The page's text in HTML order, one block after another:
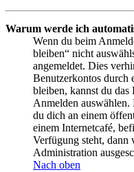
Warum werde ich
Wenn du beim
bleiben“ nicht
angemeldet. Dies
Benutzerkontos durch
bleiben, kannst du
Anmelden
du dich an einem
einem Internetcafé,
Verfügung steht,
Administration
Nach oben